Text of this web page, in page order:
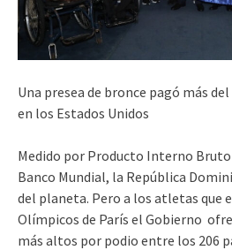
Una presea de bronce pagó más
en los Estados Unidos
Medido por Producto Interno Bruto
Banco Mundial, la República
del planeta. Pero a los atletas que
Olímpicos de París el Gobierno
más altos por podio entre los 206